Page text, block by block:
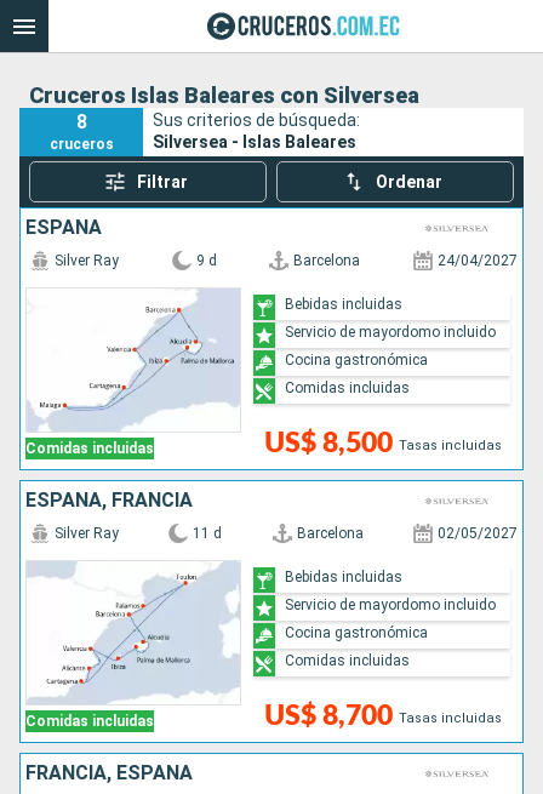
Cruceros Islas Baleares con Silversea
8
cruceros
Sus criterios de búsqueda:
Silversea - Islas Baleares
Filtrar Ordenar
ESPAÑA
Comidas incluidas
Silver Ray 9 d Barcelona 24/04/2027
US$ 8,500 Tasas incluidas
Bebidas incluidas
Servicio de mayordomo incluido
Cocina gastronómica
Comidas incluidas
ESPAÑA, FRANCIA
Comidas incluidas
Silver Ray 11 d Barcelona 02/05/2027
US$ 8,700 Tasas incluidas
Bebidas incluidas
Servicio de mayordomo incluido
Cocina gastronómica
Comidas incluidas
FRANCIA, ESPAÑA